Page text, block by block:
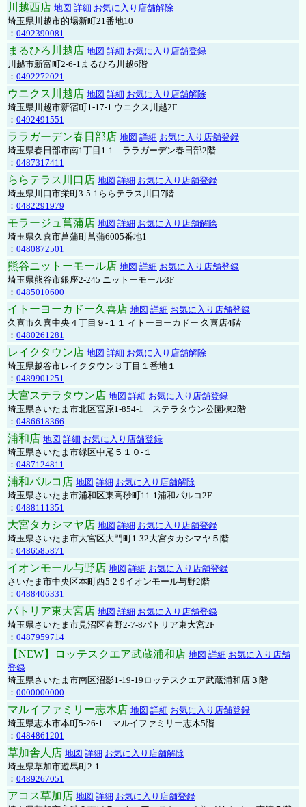
川越西店 地図 詳細 お気に入り店舗解除
埼玉県川越市的場新町21番地10
： 0492390081
まるひろ川越店 地図 詳細 お気に入り店舗登録
川越市新富町2-6-1まるひろ川越6階
： 0492272021
ウニクス川越店 地図 詳細 お気に入り店舗解除
埼玉県川越市新宿町1-17-1 ウニクス川越2F
： 0492491551
ララガーデン春日部店 地図 詳細 お気に入り店舗登録
埼玉県春日部市南1丁目1-1 ララガーデン春日部2階
： 0487317411
ららテラス川口店 地図 詳細 お気に入り店舗登録
埼玉県川口市栄町3-5-1ららテラス川口7階
： 0482291979
モラージュ菖蒲店 地図 詳細 お気に入り店舗解除
埼玉県久喜市菖蒲町菖蒲6005番地1
： 0480872501
熊谷ニットーモール店 地図 詳細 お気に入り店舗登録
埼玉県熊谷市銀座2-245 ニットーモール3F
： 0485010600
イトーヨーカドー久喜店 地図 詳細 お気に入り店舗登録
久喜市久喜中央４丁目９-１１ イトーヨーカドー 久喜店4階
： 0480261281
レイクタウン店 地図 詳細 お気に入り店舗解除
埼玉県越谷市レイクタウン３丁目１番地１
： 0489901251
大宮ステラタウン店 地図 詳細 お気に入り店舗登録
埼玉県さいたま市北区宮原1-854-1 ステラタウン公園棟2階
： 0486618366
浦和店 地図 詳細 お気に入り店舗登録
埼玉県さいたま市緑区中尾５１０-１
： 0487124811
浦和パルコ店 地図 詳細 お気に入り店舗解除
埼玉県さいたま市浦和区東高砂町11-1浦和パルコ2F
： 0488111351
大宮タカシマヤ店 地図 詳細 お気に入り店舗登録
埼玉県さいたま市大宮区大門町1-32大宮タカシマヤ５階
： 0486585871
イオンモール与野店 地図 詳細 お気に入り店舗登録
さいたま市中央区本町西5-2-9イオンモール与野2階
： 0488406331
パトリア東大宮店 地図 詳細 お気に入り店舗登録
埼玉県さいたま市見沼区春野2-7-8パトリア東大宮2F
： 0487959714
【NEW】ロッテスクエア武蔵浦和店 地図 詳細 お気に入り店舗
登録
埼玉県さいたま市南区沼影1-19-19ロッテスクエア武蔵浦和店３階
： 0000000000
マルイファミリー志木店 地図 詳細 お気に入り店舗登録
埼玉県志木市本町5-26-1 マルイファミリー志木5階
： 0484861201
草加舎人店 地図 詳細 お気に入り店舗解除
埼玉県草加市遊馬町2-1
： 0489267051
アコス草加店 地図 詳細 お気に入り店舗登録